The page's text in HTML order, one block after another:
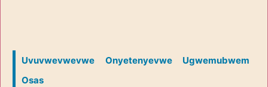
Uvuvwevwevwe Onyetenyevwe Ugwemubwem
Osas